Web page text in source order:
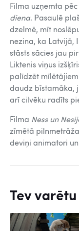
Filma uzņemta
diena. Pasaulē
dzelmē, mīt
nezina, ka Latvijā,
stāsts sācies jau
Liktenis viņus
palīdzēt
daudz bīstamāka,
arī cilvēku radīts
Filma Ness un
zīmētā
deviņi animatori
Tev